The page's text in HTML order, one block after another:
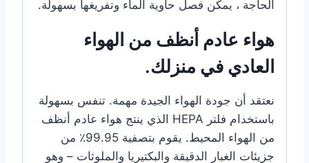
الحاجة ، يمكن فصل حاوية الماء وتفريغها بسهولة.
هواء عادم أنظف من الهواء
العادي في منزلك.
نعتقد أن جودة الهواء الجيدة مهمة. تنفس بسهولة
باستخدام فلتر HEPA الذي ينتج هواء عادم أنظف
من الهواء المحيط. يقوم بتصفية 99.95٪ من
جزيئات الغبار الدقيقة والبكتيريا والملوثات – وهو